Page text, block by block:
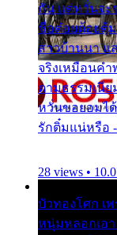
กัน แต่หวั่นจะ
ชื่อต๋อยต้อยตุ้ม
สาวบ้านนา แ
จริงเหมือนค
ตามธรรมเนีย
หวั่นขอยอมได้
รักติ๋มแน่หรือ
28 views •
บัวทองโศก เ
หนุ่มหลอกเอา